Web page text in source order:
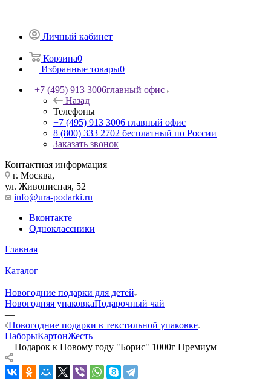
Личный кабинет
Корзина0
Избранные товары0
+7 (495) 913 3006главный офис
Назад
Телефоны
+7 (495) 913 3006 главный офис
8 (800) 333 2702 бесплатный по России
Заказать звонок
Контактная информация
г. Москва,
ул. Живописная, 52
info@ura-podarki.ru
Вконтакте
Одноклассники
Главная
—
Каталог
—
Новогодние подарки для детей
Новогодняя упаковкаПодарочный чай
—
Новогодние подарки в текстильной упаковке
НаборыКартонЖесть
—Подарок к Новому году "Борис" 1000г Премиум